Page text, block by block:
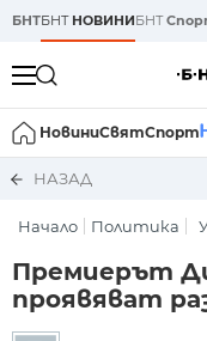
БНТБНТ НОВИНИБНТ
НовиниСвятСпорт
НАЗАД
Начало Политика
Премиерът
проявяват